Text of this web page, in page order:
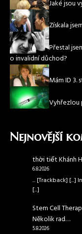
Jaké jsou
Získala
Přestal
o invalidní důchod?
Mám ID 3.
Vyhřezlou
Nejnovější
thời tiết Khánh
6.8.2026
... [Trackback]
[...]
Stem Cell
Několik rad…
5.8.2026